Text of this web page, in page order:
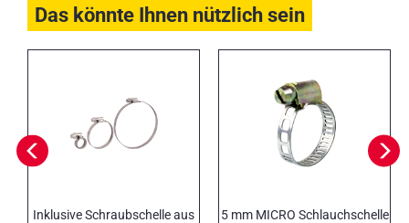
Das könnte Ihnen nützlich sein
Inklusive Schraubschelle aus
5 mm MICRO Schlauchschelle